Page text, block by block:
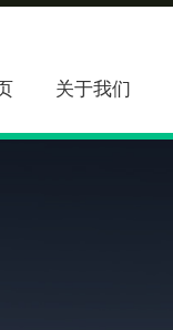
关于我们